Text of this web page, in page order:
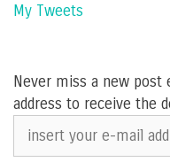
My Tweets
Never miss a new post
address to receive the
insert
your